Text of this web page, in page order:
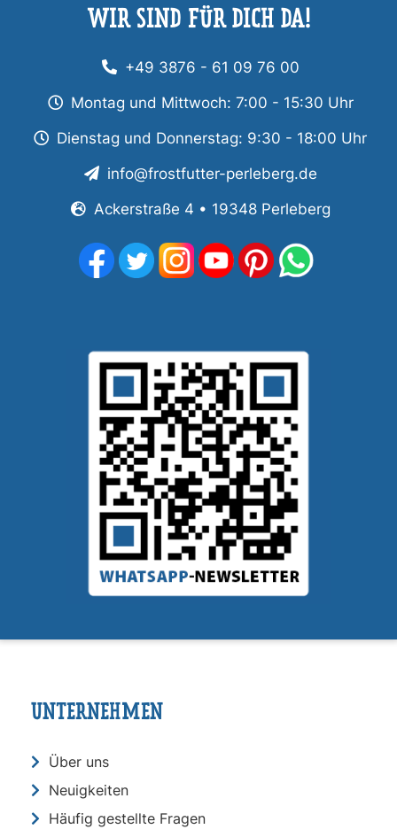
WIR SIND FÜR DICH DA!
+49 3876 - 61 09 76 00
Montag und Mittwoch: 7:00 - 15:30 Uhr
Dienstag und Donnerstag: 9:30 - 18:00 Uhr
info@frostfutter-perleberg.de
Ackerstraße 4 • 19348 Perleberg
UNTERNEHMEN
Über uns
Neuigkeiten
Häufig gestellte Fragen